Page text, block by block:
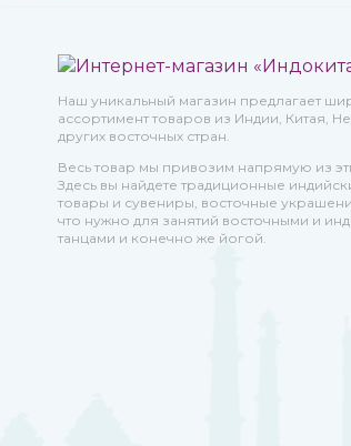
Наш уникальный магазин предлагает
ассортимент товаров из Индии, Китая,
других восточных стран.
Весь товар мы привозим напрямую из
Здесь вы найдете традиционные
товары и сувениры, восточные
что нужно для занятий восточными и
танцами и конечно же йогой.